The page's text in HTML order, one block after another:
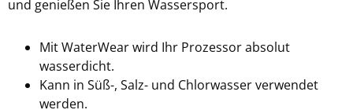
und genießen Sie Ihren Wassersport.
Mit WaterWear wird Ihr Prozessor absolut
wasserdicht.
Kann in Süß-, Salz- und Chlorwasser verwendet
werden.